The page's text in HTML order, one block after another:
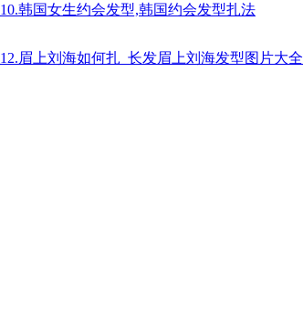
10.韩国女生约会发型,韩国约会发型扎法
12.眉上刘海如何扎_长发眉上刘海发型图片大全